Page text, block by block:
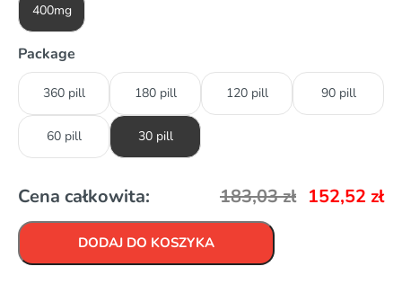
400mg
Package
360 pill 180 pill 120 pill 90 pill
60 pill 30 pill
Cena całkowita: 183,03zł 152,52 zł
DODAJ DO KOSZYKA